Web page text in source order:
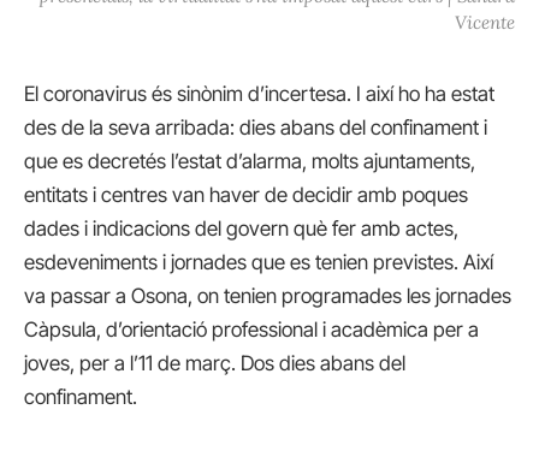
Vicente
El coronavirus és sinònim d’incertesa. I així ho ha estat
des de la seva arribada: dies abans del confinament i
que es decretés l’estat d’alarma, molts ajuntaments,
entitats i centres van haver de decidir amb poques
dades i indicacions del govern què fer amb actes,
esdeveniments i jornades que es tenien previstes. Així
va passar a Osona, on tenien programades les jornades
Càpsula, d’orientació professional i acadèmica per a
joves, per a l’11 de març. Dos dies abans del
confinament.